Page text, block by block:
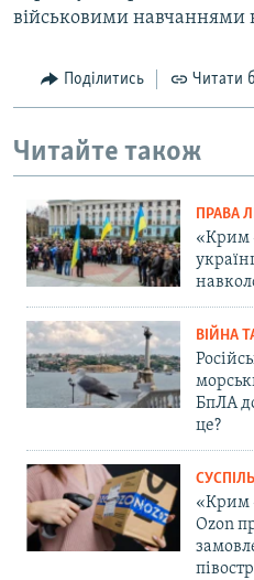
військовими навчаннями
Поділитись Читати
Читайте також
ПРАВА
«Крим
ВІЙНА
БпЛА
це?
«Крим
Ozon